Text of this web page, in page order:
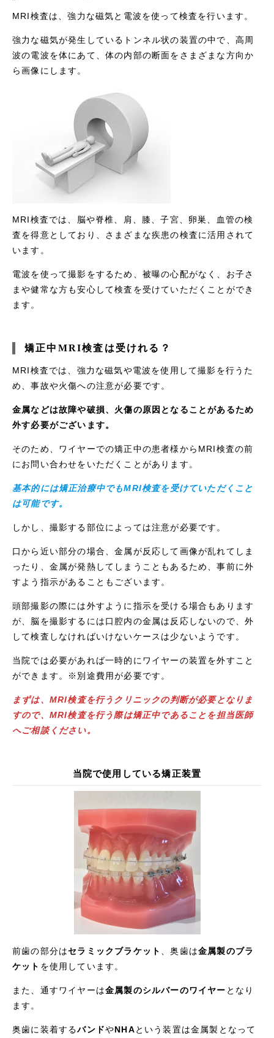
MRI検査は、強力な磁気と電波を使って検査を行います。
強力な磁気が発生しているトンネル状の装置の中で、高周
波の電波を体にあて、体の内部の断面をさまざまな方向か
ら画像にします。
MRI検査では、脳や脊椎、肩、膝、子宮、卵巣、血管の検
査を得意としており、さまざまな疾患の検査に活用されて
います。
電波を使って撮影をするため、被曝の心配がなく、お子さ
まや健常な方も安心して検査を受けていただくことができ
ます。
矯正中MRI検査は受けれる？
MRI検査では、強力な磁気や電波を使用して撮影を行うた
め、事故や火傷への注意が必要です。
金属などは故障や破損、火傷の原因となることがあるため
外す必要がございます。
そのため、ワイヤーでの矯正中の患者様からMRI検査の前
にお問い合わせをいただくことがあります。
基本的には矯正治療中でもMRI検査を受けていただくこと
は可能です。
しかし、撮影する部位によっては注意が必要です。
口から近い部分の場合、金属が反応して画像が乱れてしま
ったり、金属が発熱してしまうこともあるため、事前に外
すよう指示があることもございます。
頭部撮影の際には外すように指示を受ける場合もあります
が、脳を撮影するには口腔内の金属は反応しないので、外
して検査しなければいけないケースは少ないようです。
当院では必要があれば一時的にワイヤーの装置を外すこと
ができます。※別途費用が必要です。
まずは、MRI検査を行うクリニックの判断が必要となりま
すので、MRI検査を行う際は矯正中であることを担当医師
へご相談ください。
当院で使用している矯正装置
前歯の部分はセラミックブラケット 、奥歯は金属製のブラ
ケット を使用しています。
また、通すワイヤーは金属製のシルバーのワイヤー となり
ます。
奥歯に装着するバンドやNHAという装置は金属製となって